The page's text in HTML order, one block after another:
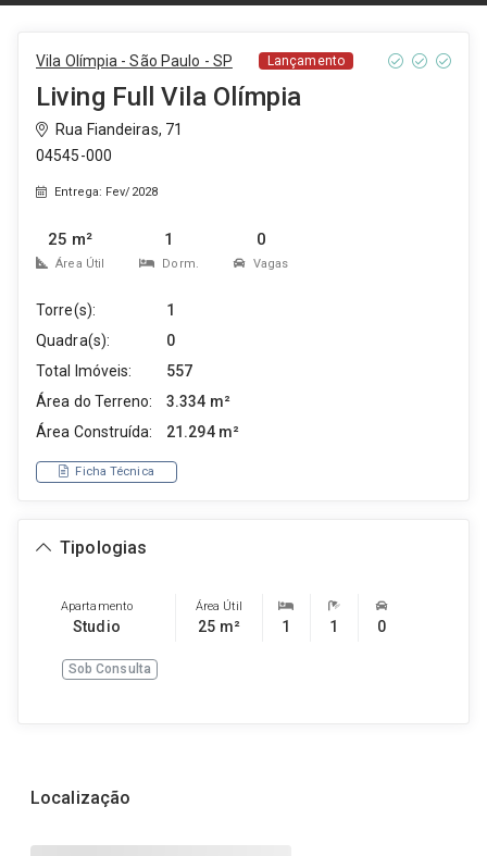
Vila Olímpia - São Paulo - SP Lançamento
Living Full Vila Olímpia
Rua Fiandeiras, 71
04545-000
Entrega: Fev/2028
25 m²
Área Útil
1
Dorm.
0
Vagas
Torre(s):
1
Quadra(s):
0
Total Imóveis:
557
Área do Terreno:
3.334 m²
Área Construída:
21.294 m²
Ficha Técnica
Tipologias
Apartamento
Studio
Área Útil
25 m² 1 1 0
Sob Consulta
Localização